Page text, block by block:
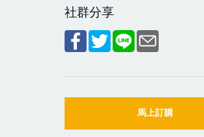
社群分享
馬上訂購